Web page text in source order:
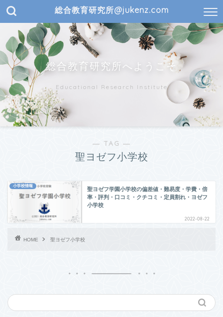
総合教育研究所@jukenz.com
総合教育研究所へようこそ
Educational Research Institute
― TAG ―
聖ヨゼフ小学校
小学校情報
聖ヨゼフ学園小学校の偏差値・難易度・学費・倍
率・評判・口コミ・クチコミ・定員割れ・ヨゼフ
小学校
2022-08-22
HOME 聖ヨゼフ小学校